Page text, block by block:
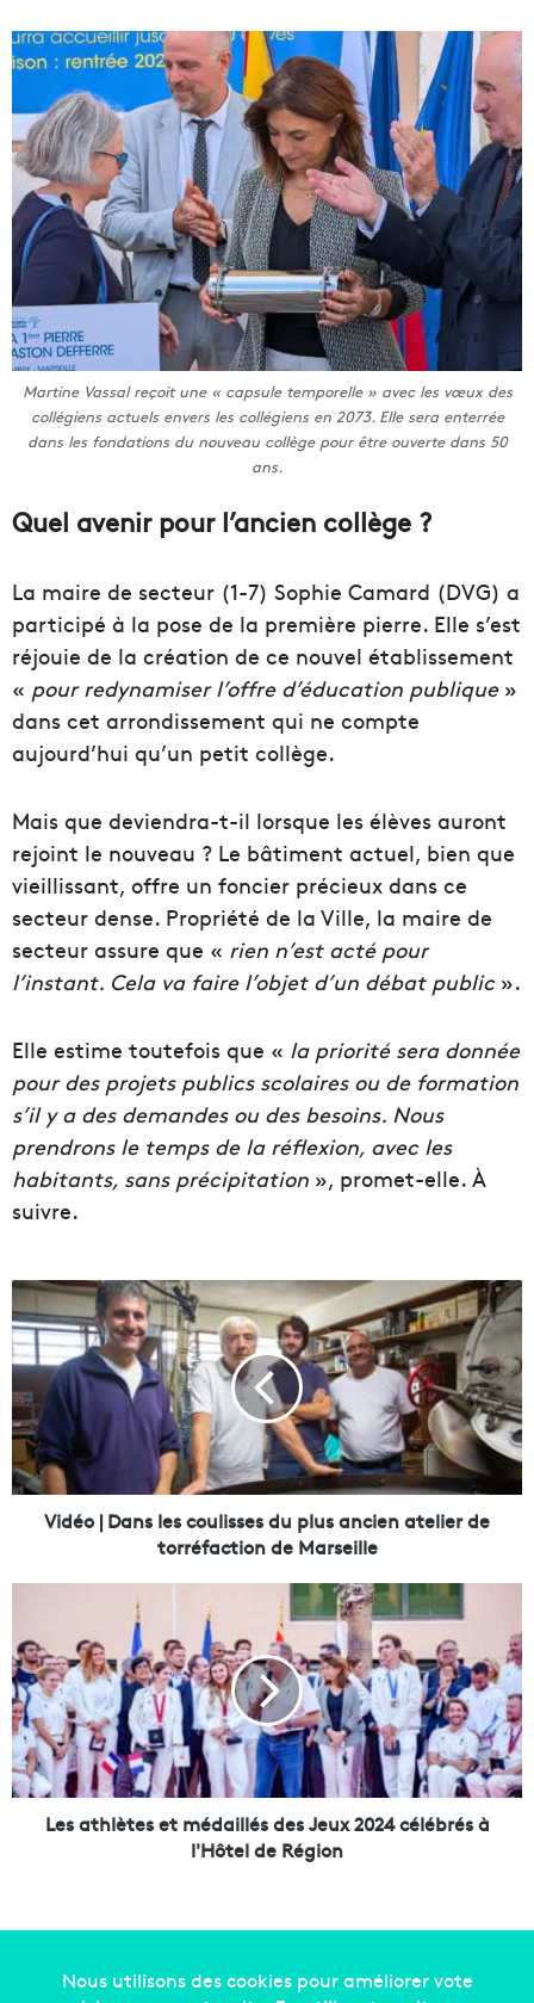
Martine Vassal reçoit une « capsule temporelle » avec les vœux des
collégiens actuels envers les collégiens en 2073. Elle sera enterrée
dans les fondations du nouveau collège pour être ouverte dans 50
ans.
Quel avenir pour l’ancien collège ?
La maire de secteur (1-7) Sophie Camard (DVG) a
participé à la pose de la première pierre. Elle s’est
réjouie de la création de ce nouvel établissement
« pour redynamiser l’offre d’éducation publique»
dans cet arrondissement qui ne compte
aujourd’hui qu’un petit collège.
Mais que deviendra-t-il lorsque les élèves auront
rejoint le nouveau ? Le bâtiment actuel, bien que
vieillissant, offre un foncier précieux dans ce
secteur dense. Propriété de la Ville, la maire de
secteur assure que « rien n’est acté pour
l’instant. Cela va faire l’objet d’un débat public».
Elle estime toutefois que « la priorité sera donnée
pour des projets publics scolaires ou de formation
s’il y a des demandes ou des besoins. Nous
prendrons le temps de la réflexion, avec les
habitants, sans précipitation », promet-elle. À
suivre.
V
i
d
é
o
|
D
a
n
o
u
l
i
s
s
e
Vidéo | Dans les coulisses du plus ancien atelier de
torréfaction de Marseille
s
a
t
h
l
è
t
Les athlètes et médaillés des Jeux 2024 célébrés à
l'Hôtel de Région